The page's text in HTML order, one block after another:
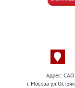
Адрес: САО
г. Москва